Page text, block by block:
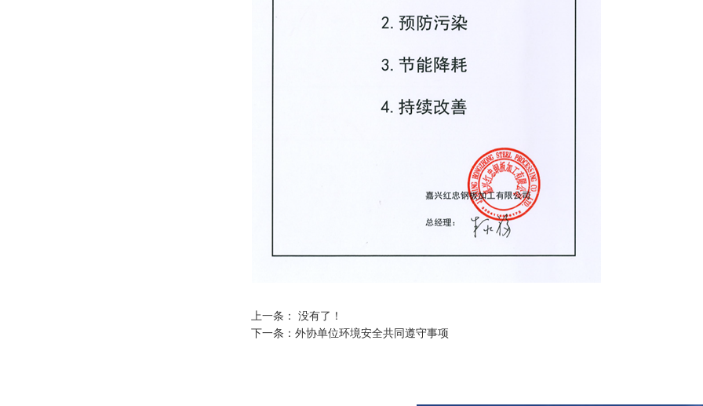
上一条： 没有了！
下一条： 外协单位环境安全共同遵守事项